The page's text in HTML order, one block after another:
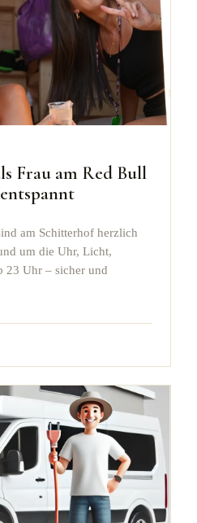
Frau am Red Bull
am Schitterhof herzlich
um die Uhr, Licht,
23 Uhr – sicher und